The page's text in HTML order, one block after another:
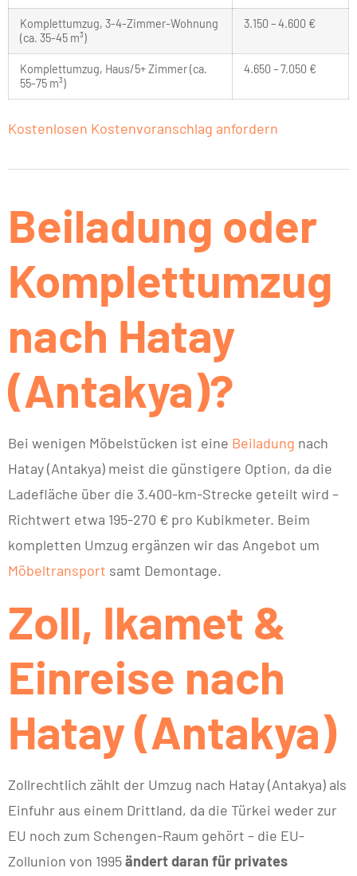
Komplettumzug, 3-4-Zimmer-Wohnung
(ca. 35-45 m³)
3.150 – 4.600 €
Komplettumzug, Haus/5+ Zimmer (ca.
55-75 m³)
4.650 – 7.050 €
Kostenlosen Kostenvoranschlag anfordern
Beiladung oder
Komplettumzug
nach Hatay
(Antakya)?
Bei wenigen Möbelstücken ist eine Beiladung nach
Hatay (Antakya) meist die günstigere Option, da die
Ladefläche über die 3.400-km-Strecke geteilt wird –
Richtwert etwa 195-270 € pro Kubikmeter. Beim
kompletten Umzug ergänzen wir das Angebot um
Möbeltransport samt Demontage.
Zoll, Ikamet &
Einreise nach
Hatay (Antakya)
Zollrechtlich zählt der Umzug nach Hatay (Antakya) als
Einfuhr aus einem Drittland, da die Türkei weder zur
EU noch zum Schengen-Raum gehört – die EU-
Zollunion von 1995ändert daran für privates